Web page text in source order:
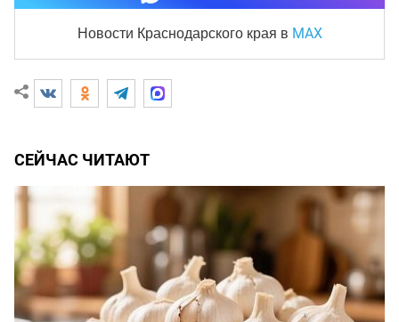
Новости Краснодарского края в MAX
СЕЙЧАС ЧИТАЮТ